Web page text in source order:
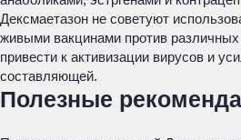
Дексмаетазон не советуют
живыми вакцинами против
привести к активизации вирусов и
составляющей.
Полезные